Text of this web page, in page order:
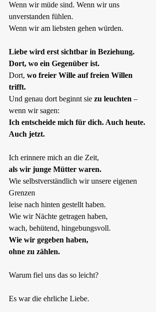
Wenn wir müde sind. Wenn wir uns
unverstanden fühlen.
Wenn wir am liebsten gehen würden.
Liebe wird erst sichtbar in Beziehung.
Dort, wo ein Gegenüber ist.
Dort, wo freier Wille auf freien Willen
trifft.
Und genau dort beginnt sie zu leuchten –
wenn wir sagen:
Ich entscheide mich für dich. Auch heute.
Auch jetzt.
Ich erinnere mich an die Zeit,
als wir junge Mütter waren.
Wie selbstverständlich wir unsere eigenen
Grenzen
leise nach hinten gestellt haben.
Wie wir Nächte getragen haben,
wach, behütend, hingebungsvoll.
Wie wir gegeben haben,
ohne zu zählen.
Warum fiel uns das so leicht?
Es war die ehrliche Liebe.